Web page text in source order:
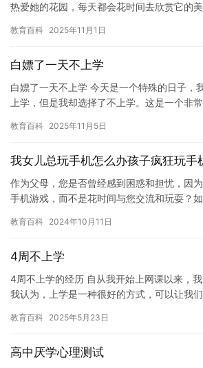
热爱她的花园，每天都会花时间去欣赏它的
使…
教育百科 2025年11月1日
白嫖了一天不上学
白嫖了一天不上学 今天是一个特殊的日子，
上学，但是我却选择了不上学。这是一个非
终决…
教育百科 2025年11月5日
我女儿总玩手机怎么办孩子疯狂玩手
作为父母，您是否曾经感到困惑和担忧，因
手机游戏，而不是花时间与您交流和玩耍？
您需要…
教育百科 2024年10月11日
4周不上学
4周不上学的经历 自从我开始上网课以来，
我认为，上学是一种很好的方式，可以让我
一个…
教育百科 2025年5月23日
高中厌学心理测试